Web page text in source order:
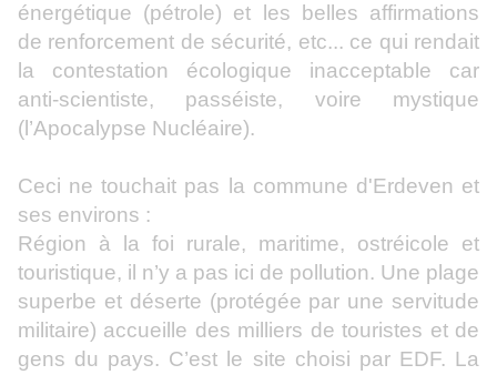
énergétique (pétrole) et les belles affirmations
de renforcement de sécurité, etc... ce qui rendait
la contestation écologique inacceptable car
anti‑scientiste, passéiste, voire mystique
(l’Apocalypse Nucléaire).
Ceci ne touchait pas la commune d'Erdeven et
ses environs :
Région à la foi rurale, maritime, ostréicole et
touristique, il n’y a pas ici de pollution. Une plage
superbe et déserte (protégée par une servitude
militaire) accueille des milliers de touristes et de
gens du pays. C’est le site choisi par EDF. La